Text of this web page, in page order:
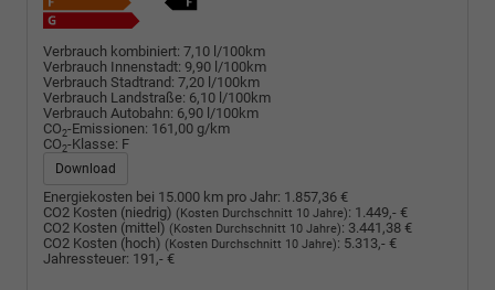
Verbrauch kombiniert: 7,10 l/100km
Verbrauch Innenstadt: 9,90 l/100km
Verbrauch Stadtrand: 7,20 l/100km
Verbrauch Landstraße: 6,10 l/100km
Verbrauch Autobahn: 6,90 l/100km
CO2-Emissionen: 161,00 g/km
CO2-Klasse: F
Download
Energiekosten bei 15.000 km pro Jahr: 1.857,36 €
CO2 Kosten (niedrig) (Kosten Durchschnitt 10 Jahre): 1.449,- €
CO2 Kosten (mittel) (Kosten Durchschnitt 10 Jahre): 3.441,38 €
CO2 Kosten (hoch) (Kosten Durchschnitt 10 Jahre): 5.313,- €
Jahressteuer: 191,- €